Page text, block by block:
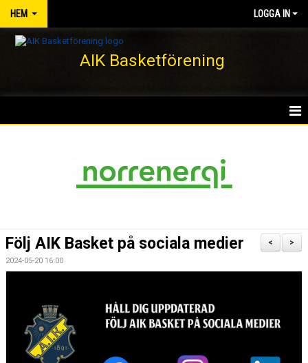
HEM LOGGA IN
AIK Basketförening
DOKUMENT
AVGIFTER
BLI MEDLEM
>
<
Följ AIK Basket på sociala medier
2024-05-20 16:00